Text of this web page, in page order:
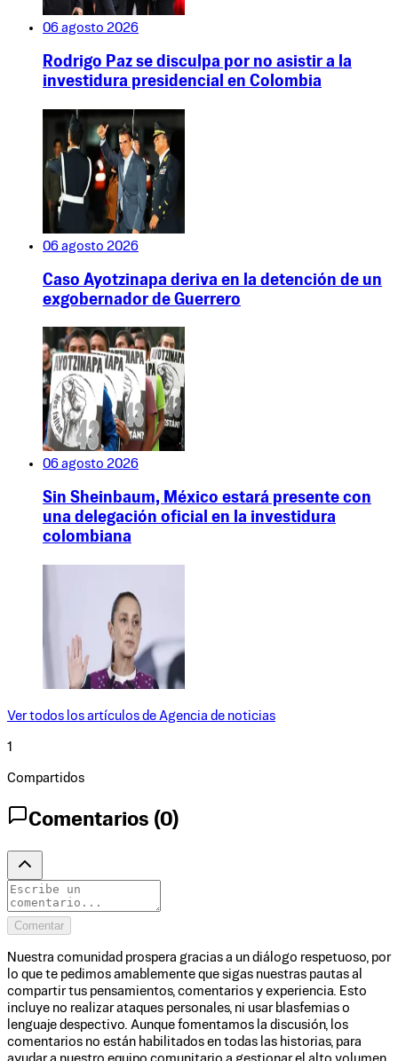
06 agosto 2026
Rodrigo Paz se disculpa por no asistir a la
investidura presidencial en Colombia
06 agosto 2026
Caso Ayotzinapa deriva en la detención de un
exgobernador de Guerrero
06 agosto 2026
Sin Sheinbaum, México estará presente con
una delegación oficial en la investidura
colombiana
Ver todos los artículos de Agencia de noticias
1
Compartidos
Comentarios (0)
Comentar
Nuestra comunidad prospera gracias a un diálogo respetuoso, por
lo que te pedimos amablemente que sigas nuestras pautas al
compartir tus pensamientos, comentarios y experiencia. Esto
incluye no realizar ataques personales, ni usar blasfemias o
lenguaje despectivo. Aunque fomentamos la discusión, los
comentarios no están habilitados en todas las historias, para
ayudar a nuestro equipo comunitario a gestionar el alto volumen